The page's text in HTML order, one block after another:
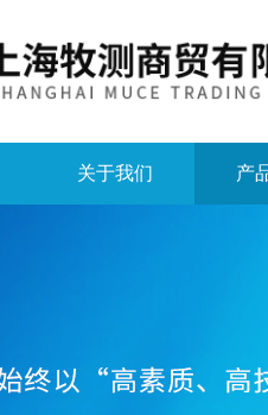
关于我们 产